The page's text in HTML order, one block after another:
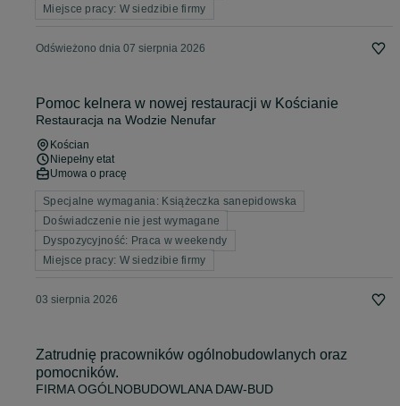
Miejsce pracy: W siedzibie firmy
Odświeżono dnia 07 sierpnia 2026
Pomoc kelnera w nowej restauracji w Kościanie
Restauracja na Wodzie Nenufar
Kościan
Niepełny etat
Umowa o pracę
Specjalne wymagania: Książeczka sanepidowska
Doświadczenie nie jest wymagane
Dyspozycyjność: Praca w weekendy
Miejsce pracy: W siedzibie firmy
03 sierpnia 2026
Zatrudnię pracowników ogólnobudowlanych oraz
pomocników.
FIRMA OGÓLNOBUDOWLANA DAW-BUD